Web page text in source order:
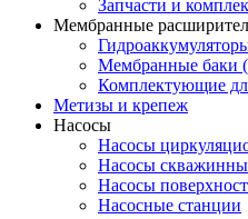
Запчасти и
Мембранные
Мембранные баки
Комплектующие
Метизы и крепеж
Насосы
Насосы
Насосы
Насосы
Насосные станции